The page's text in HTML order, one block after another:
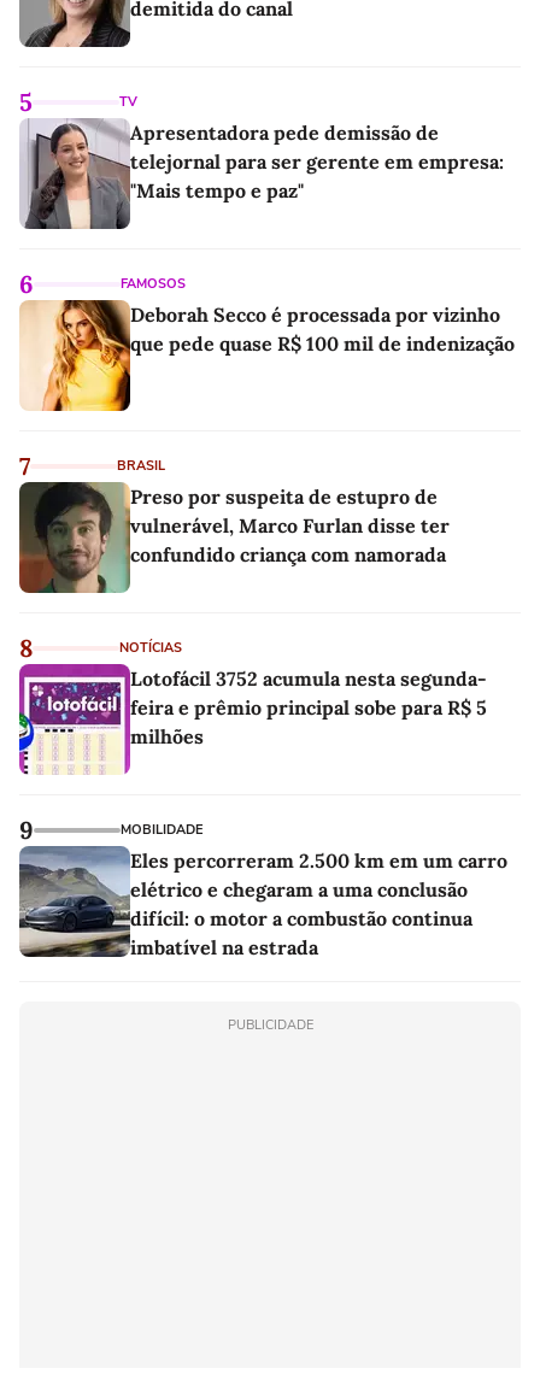
demitida do canal
5 TV
Apresentadora pede demissão de
telejornal para ser gerente em empresa:
"Mais tempo e paz"
6 FAMOSOS
Deborah Secco é processada por vizinho
que pede quase R$ 100 mil de indenização
7 BRASIL
Preso por suspeita de estupro de
vulnerável, Marco Furlan disse ter
confundido criança com namorada
8 NOTÍCIAS
Lotofácil 3752 acumula nesta segunda-
feira e prêmio principal sobe para R$ 5
milhões
9 MOBILIDADE
Eles percorreram 2.500 km em um carro
elétrico e chegaram a uma conclusão
difícil: o motor a combustão continua
imbatível na estrada
PUBLICIDADE